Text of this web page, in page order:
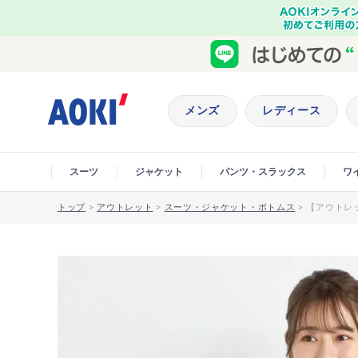
メンズ レディース
スーツ ジャケット パンツ・スラックス ワ
トップ > アウトレット > スーツ・ジャケット・ボトムス > 【アウト